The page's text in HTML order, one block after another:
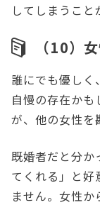
してしまうこと
（10）
誰にでも優しく
自慢の存在かも
が、他の女性を
既婚者だと分か
てくれる」と好
ません。女性